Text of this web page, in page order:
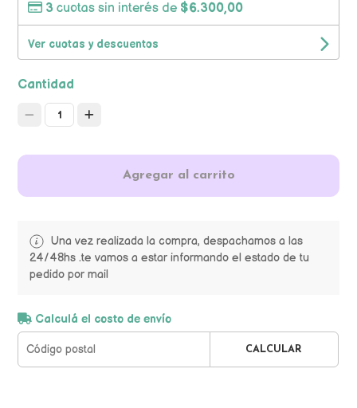
3 cuotas sin interés de $6.300,00
Ver cuotas y descuentos
Cantidad
1
Agregar al carrito
Una vez realizada la compra, despachamos a las
24/48hs .te vamos a estar informando el estado de tu
pedido por mail
Calculá el costo de envío
CALCULAR